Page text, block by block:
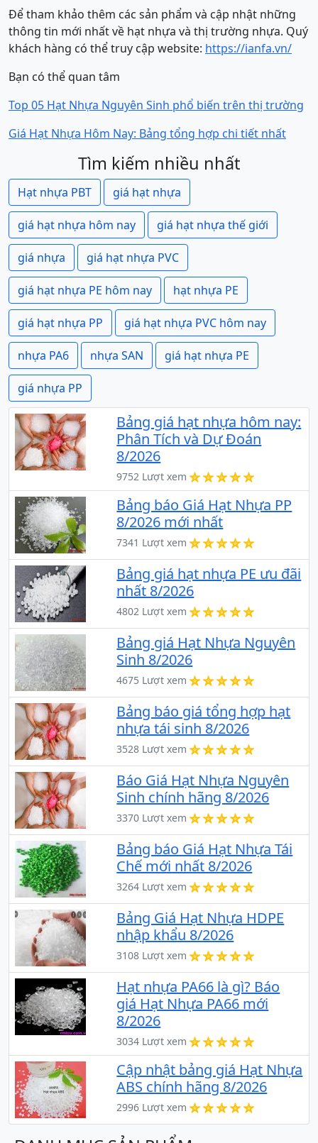
Để tham khảo thêm các sản phẩm và cập nhật những
thông tin mới nhất về hạt nhựa và thị trường nhựa. Quý
khách hàng có thể truy cập website: https://ianfa.vn/
Bạn có thể quan tâm
Top 05 Hạt Nhựa Nguyên Sinh phổ biến trên thị trường
Giá Hạt Nhựa Hôm Nay: Bảng tổng hợp chi tiết nhất
Tìm kiếm nhiều nhất
Hạt nhựa PBT giá hạt nhựa
giá hạt nhựa hôm nay giá hạt nhựa thế giới
giá nhựa giá hạt nhựa PVC
giá hạt nhựa PE hôm nay hạt nhựa PE
giá hạt nhựa PP giá hạt nhựa PVC hôm nay
nhựa PA6 nhựa SAN giá hạt nhựa PE
giá nhựa PP
Bảng giá hạt nhựa hôm nay:
Phân Tích và Dự Đoán
8/2026
9752 Lượt xem
Bảng báo Giá Hạt Nhựa PP
8/2026 mới nhất
7341 Lượt xem
Bảng giá hạt nhựa PE ưu đãi
nhất 8/2026
4802 Lượt xem
Bảng giá Hạt Nhựa Nguyên
Sinh 8/2026
4675 Lượt xem
Bảng báo giá tổng hợp hạt
nhựa tái sinh 8/2026
3528 Lượt xem
Báo Giá Hạt Nhựa Nguyên
Sinh chính hãng 8/2026
3370 Lượt xem
Bảng báo Giá Hạt Nhựa Tái
Chế mới nhất 8/2026
3264 Lượt xem
Bảng Giá Hạt Nhựa HDPE
nhập khẩu 8/2026
3108 Lượt xem
Hạt nhựa PA66 là gì? Báo
giá Hạt Nhựa PA66 mới
8/2026
3034 Lượt xem
Cập nhật bảng giá Hạt Nhựa
ABS chính hãng 8/2026
2996 Lượt xem